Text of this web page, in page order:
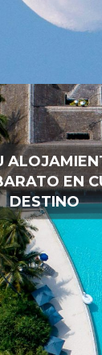
EN
DESTINO